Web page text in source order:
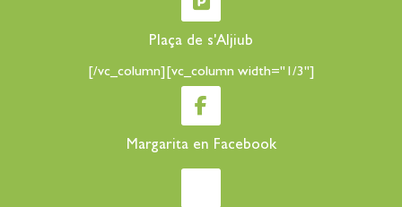
Plaça de s'Aljiub
[/vc_column][vc_column width="1/3"]
Margarita en Facebook